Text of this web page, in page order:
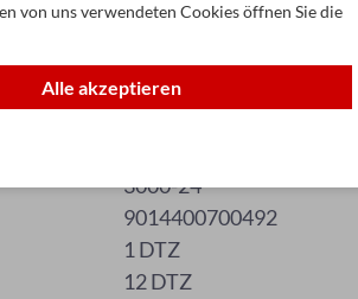
Jolly schwarz (0292)
3000-24
9014400700492
1 DTZ
12 DTZ
von uns verwendeten Cookies öffnen Sie die
Alle akzeptieren